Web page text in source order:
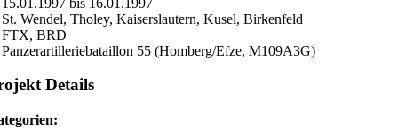
15.01.1997 bis 16.01.1997
St. Wendel, Tholey, Kaiserslautern, Kusel, Birkenfeld
FTX, BRD
Panzerartilleriebataillon 55 (Homberg/Efze, M109A3G)
Details